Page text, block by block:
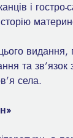
і гостро-
видання,
та
села.